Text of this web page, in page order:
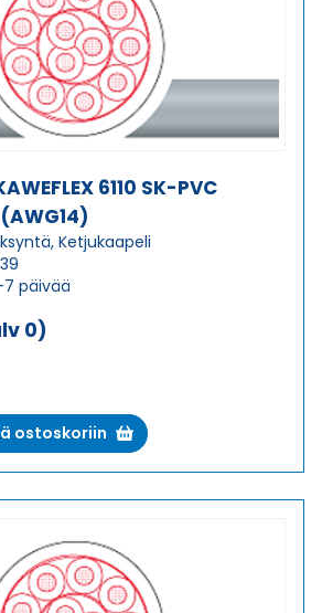
6110 SK-PVC
Ketjukaapeli
päivää
0)
ostoskoriin